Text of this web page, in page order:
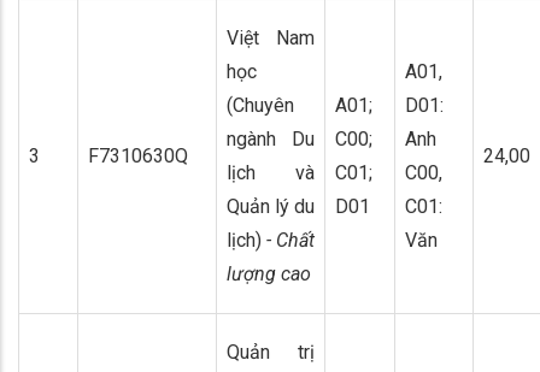
3 F7310630Q
Việt Nam
học
(Chuyên
ngành Du
lịch và
Quản lý du
lịch) - Chất
lượng cao
A01;
C00;
C01;
D01
A01,
D01:
Anh
C00,
C01:
Văn
24,00
Quản trị